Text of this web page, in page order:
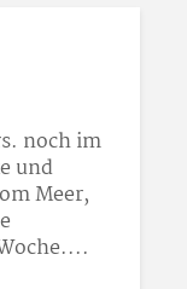
noch im
und
Meer,